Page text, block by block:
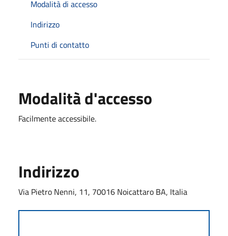
Modalità di accesso
Indirizzo
Punti di contatto
Modalità d'accesso
Facilmente accessibile.
Indirizzo
Via Pietro Nenni, 11, 70016 Noicattaro BA, Italia